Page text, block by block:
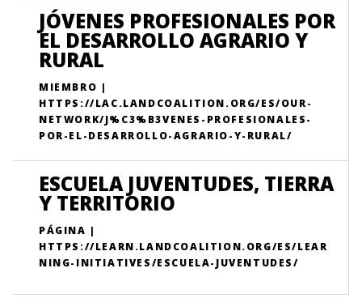
JÓVENES PROFESIONALES POR
EL DESARROLLO AGRARIO Y
RURAL
MIEMBRO |
HTTPS://LAC.LANDCOALITION.ORG/ES/OUR-
NETWORK/J%C3%B3VENES-PROFESIONALES-
POR-EL-DESARROLLO-AGRARIO-Y-RURAL/
ESCUELA JUVENTUDES, TIERRA
Y TERRITORIO
PÁGINA |
HTTPS://LEARN.LANDCOALITION.ORG/ES/LEAR
NING-INITIATIVES/ESCUELA-JUVENTUDES/